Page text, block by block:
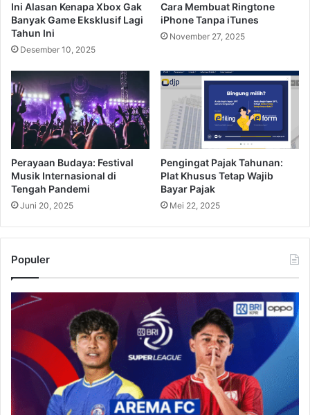
Ini Alasan Kenapa Xbox Gak
Banyak Game Eksklusif Lagi
Tahun Ini
Desember 10, 2025
Cara Membuat Ringtone
iPhone Tanpa iTunes
November 27, 2025
Perayaan Budaya: Festival
Musik Internasional di
Tengah Pandemi
Juni 20, 2025
Pengingat Pajak Tahunan:
Plat Khusus Tetap Wajib
Bayar Pajak
Mei 22, 2025
Populer